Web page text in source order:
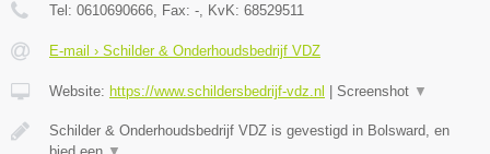
Tel: 0610690666 , Fax: - , KvK: 68529511
E-mail › Schilder & Onderhoudsbedrijf VDZ
Website: https://www.schildersbedrijf-vdz.nl Screenshot ▼
Schilder & Onderhoudsbedrijf VDZ is gevestigd in Bolsward, en